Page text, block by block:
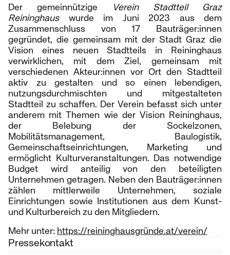
Der gemeinnützige
Verein Stadtteil Graz
Reininghauswurde im Juni 2023 aus dem
Zusammenschluss von 17 Bauträger:innen
gegründet, die gemeinsam mit der Stadt Graz die
Vision eines neuen Stadtteils in Reininghaus
verwirklichen, mit dem Ziel, gemeinsam mit
verschiedenen Akteur:innen vor Ort den Stadtteil
aktiv zu gestalten und so einen lebendigen,
nutzungsdurchmischten und mitgestalteten
Stadtteil zu schaffen. Der Verein befasst sich unter
anderem mit Themen wie der Vision Reininghaus,
der Belebung der Sockelzonen,
Mobilitätsmanagement, Baulogistik,
Gemeinschaftseinrichtungen, Marketing und
ermöglicht Kulturveranstaltungen. Das notwendige
Budget wird anteilig von den beteiligten
Unternehmen getragen. Neben den Bauträger:innen
zählen mittlerweile Unternehmen, soziale
Einrichtungen sowie Institutionen aus dem Kunst-
und Kulturbereich zu den Mitgliedern.
Mehr unter: https://reininghausgründe.at/verein/
Pressekontakt